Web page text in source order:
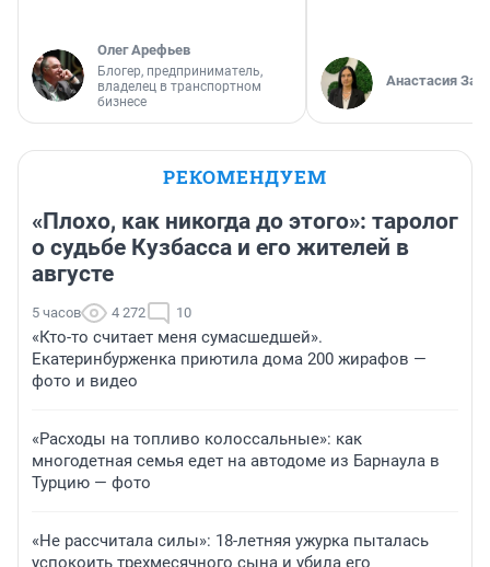
Олег Арефьев
Блогер, предприниматель,
владелец в транспортном
бизнесе
Анастасия
РЕКОМЕНДУЕМ
«Плохо, как никогда до этого»: таролог
о судьбе Кузбасса и его жителей в
августе
5 часов 4 272 10
«Кто-то считает меня сумасшедшей».
Екатеринбурженка приютила дома 200 жирафов —
фото и видео
«Расходы на топливо колоссальные»: как
многодетная семья едет на автодоме из Барнаула в
Турцию — фото
«Не рассчитала силы»: 18-летняя ужурка пыталась
успокоить трехмесячного сына и убила его